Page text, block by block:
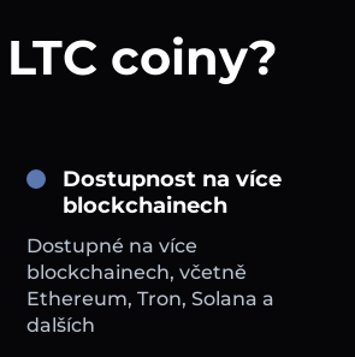
coiny?
Dostupnost na více
blockchainech
Dostupné na více
blockchainech, včetně
Ethereum, Tron, Solana a
dalších